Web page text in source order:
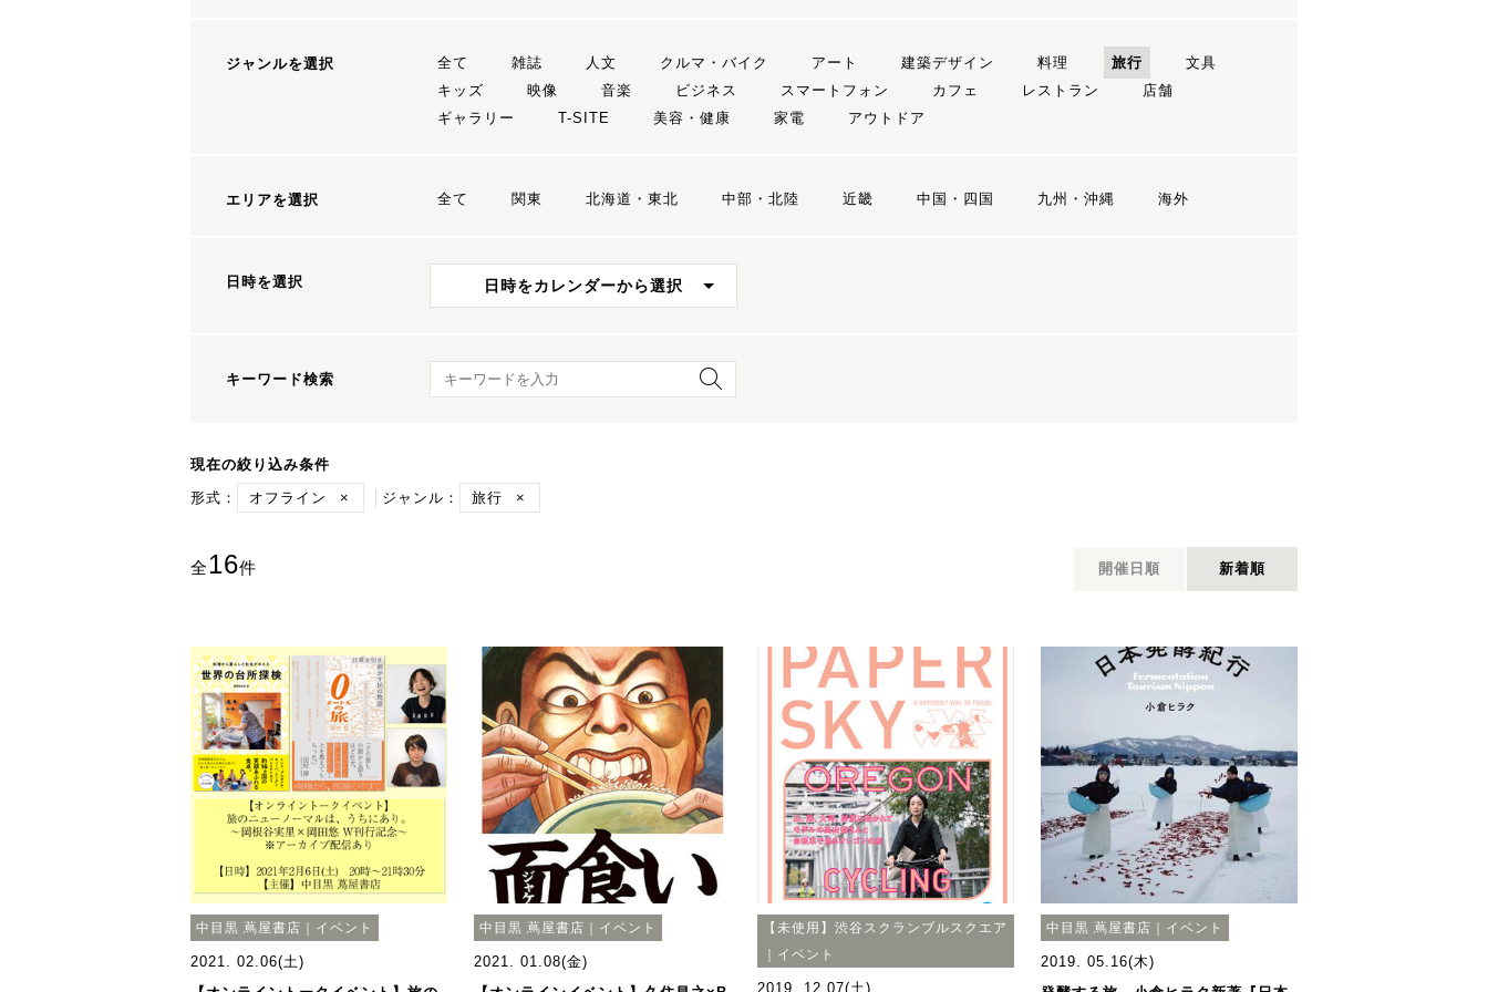
ジャンルを選択 全て 雑誌 人文 クルマ・バイク アート 建築デザイン 料理 旅行
文具
キッズ
映像 音楽 ビジネス スマートフォン カフェ レストラン
店舗
ギャラリー
T-SITE 美容・健康 家電 アウトドア
エリアを選択 全て 関東 北海道・東北 中部・北陸 近畿 中国・四国 九州・沖縄 海外
日時を選択 日時をカレンダーから選択
キーワード検索 キーワード検索
現在の絞り込み条件
形式：
オフライン × ジャンル： 旅行 ×
全16件 開催日順 新着順
中目黒 蔦屋書店｜イベント
2021. 02.06(土)
中目黒 蔦屋書店｜イベント
2021. 01.08(金)
【未使用】渋谷スクランブルスクエア
｜イベント
2019. 12.07(土)
中目黒 蔦屋書店｜イベント
2019. 05.16(木)